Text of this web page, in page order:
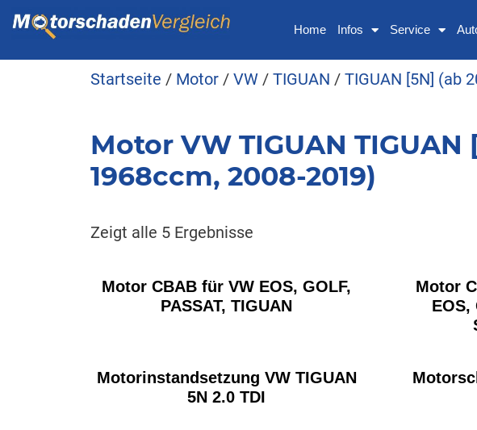
Home Infos Service
Startseite / Motor / VW / TIGUAN / TIGUAN [5N] (ab
Motor VW TIGUAN TIGUAN
1968ccm, 2008-2019)
Zeigt alle 5 Ergebnisse
Motor CBAB für VW EOS, GOLF,
PASSAT, TIGUAN
Motor
EOS,
Motorinstandsetzung VW TIGUAN
5N 2.0 TDI